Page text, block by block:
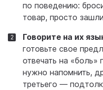
по поведению:
товар, просто
Говорите на их
готовьте свое
отвечать на «боль»
нужно напомнить,
третьего —